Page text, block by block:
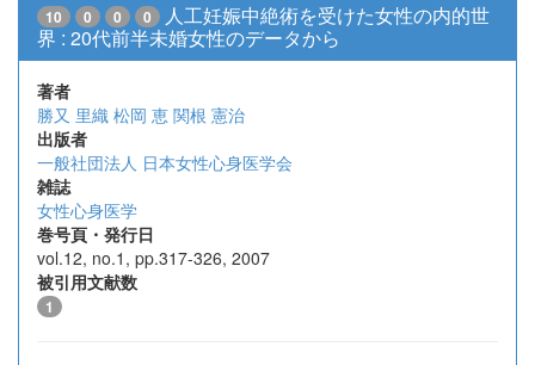
10 0 0 0
人工妊娠中絶術を受けた女性の内的世
界 : 20代前半未婚女性のデータから
著者
勝又 里織 松岡 恵 関根 憲治
出版者
一般社団法人 日本女性心身医学会
雑誌
女性心身医学
巻号頁・発行日
vol.12, no.1, pp.317-326, 2007
被引用文献数
1